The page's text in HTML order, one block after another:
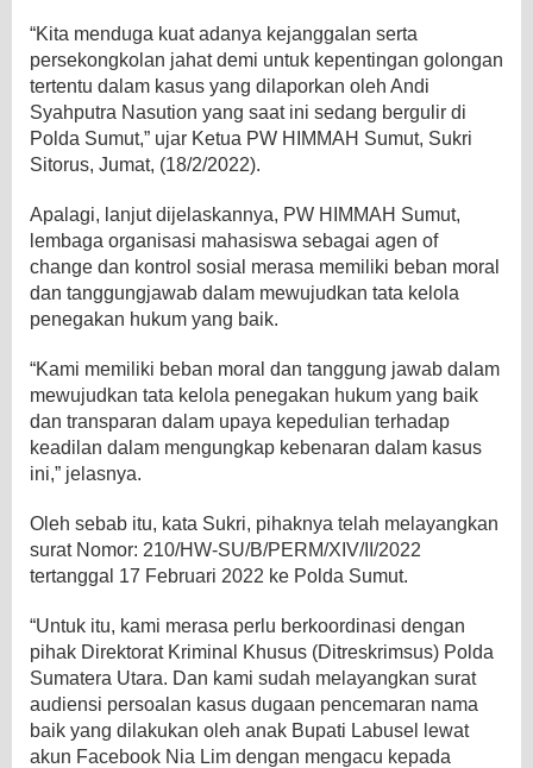
“Kita menduga kuat adanya kejanggalan serta
persekongkolan jahat demi untuk kepentingan golongan
tertentu dalam kasus yang dilaporkan oleh Andi
Syahputra Nasution yang saat ini sedang bergulir di
Polda Sumut,” ujar Ketua PW HIMMAH Sumut, Sukri
Sitorus, Jumat, (18/2/2022).
Apalagi, lanjut dijelaskannya, PW HIMMAH Sumut,
lembaga organisasi mahasiswa sebagai agen of
change dan kontrol sosial merasa memiliki beban moral
dan tanggungjawab dalam mewujudkan tata kelola
penegakan hukum yang baik.
“Kami memiliki beban moral dan tanggung jawab dalam
mewujudkan tata kelola penegakan hukum yang baik
dan transparan dalam upaya kepedulian terhadap
keadilan dalam mengungkap kebenaran dalam kasus
ini,” jelasnya.
Oleh sebab itu, kata Sukri, pihaknya telah melayangkan
surat Nomor: 210/HW-SU/B/PERM/XIV/II/2022
tertanggal 17 Februari 2022 ke Polda Sumut.
“Untuk itu, kami merasa perlu berkoordinasi dengan
pihak Direktorat Kriminal Khusus (Ditreskrimsus) Polda
Sumatera Utara. Dan kami sudah melayangkan surat
audiensi persoalan kasus dugaan pencemaran nama
baik yang dilakukan oleh anak Bupati Labusel lewat
akun Facebook Nia Lim dengan mengacu kepada